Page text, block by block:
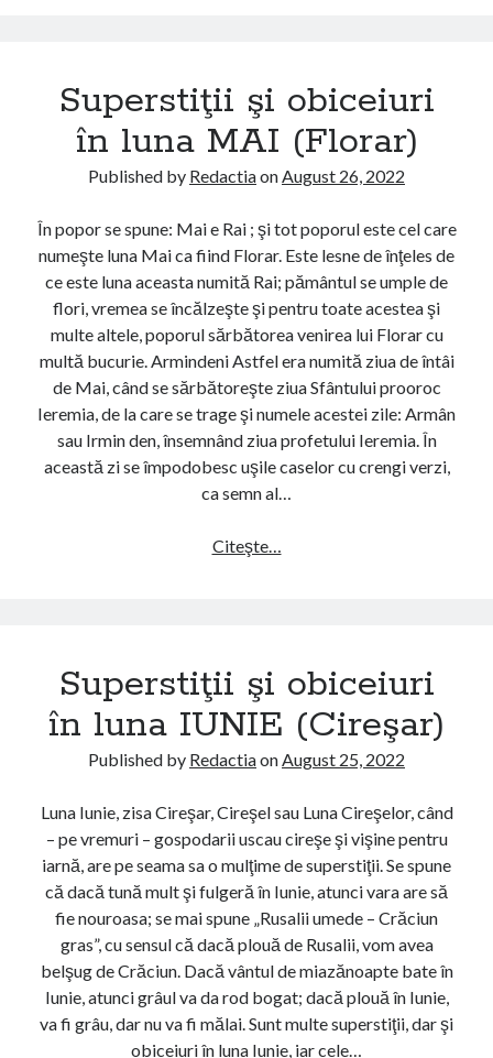
a
M
R
I
E
(
M
ă
r
ţ
i
ş
o
s
ţ
i
ş
i
o
b
i
c
e
i
u
a
A
P
R
L
I
E
(
P
r
i
e
r
)
Superstiţii şi obiceiuri
în luna MAI (Florar)
Published by RedactiaonAugust 26, 2022
În popor se spune: Mai e Rai ; şi tot poporul este cel care
numeşte luna Mai ca fiind Florar. Este lesne de înţeles de
ce este luna aceasta numită Rai; pământul se umple de
flori, vremea se încălzeşte şi pentru toate acestea şi
multe altele, poporul sărbătorea venirea lui Florar cu
multă bucurie. Armindeni Astfel era numită ziua de întâi
de Mai, când se sărbătoreşte ziua Sfântului prooroc
Ieremia, de la care se trage şi numele acestei zile: Armân
sau Irmin den, însemnând ziua profetului Ieremia. În
această zi se împodobesc uşile caselor cu crengi verzi,
ca semn al…
Citeşte…
s
i
ţ
i
ş
i
o
b
i
c
e
i
u
Superstiţii şi obiceiuri
în luna IUNIE (Cireşar)
Published by RedactiaonAugust 25, 2022
Luna Iunie, zisa Cireşar, Cireşel sau Luna Cireşelor, când
– pe vremuri – gospodarii uscau cireşe şi vişine pentru
iarnă, are pe seama sa o mulţime de superstiţii. Se spune
că dacă tună mult şi fulgeră în Iunie, atunci vara are să
fie nouroasa; se mai spune „Rusalii umede – Crăciun
gras”, cu sensul că dacă plouă de Rusalii, vom avea
belşug de Crăciun. Dacă vântul de miazănoapte bate în
Iunie, atunci grâul va da rod bogat; dacă plouă în Iunie,
va fi grâu, dar nu va fi mălai. Sunt multe superstiţii, dar şi
obiceiuri în luna Iunie, iar cele…